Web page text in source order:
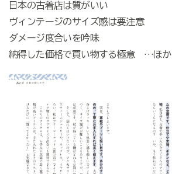
日本の古着店は質がいい
ヴィンテージのサイズ感は要注意
ダメージ度合いを吟味
納得した価格で買い物する極意 …ほか